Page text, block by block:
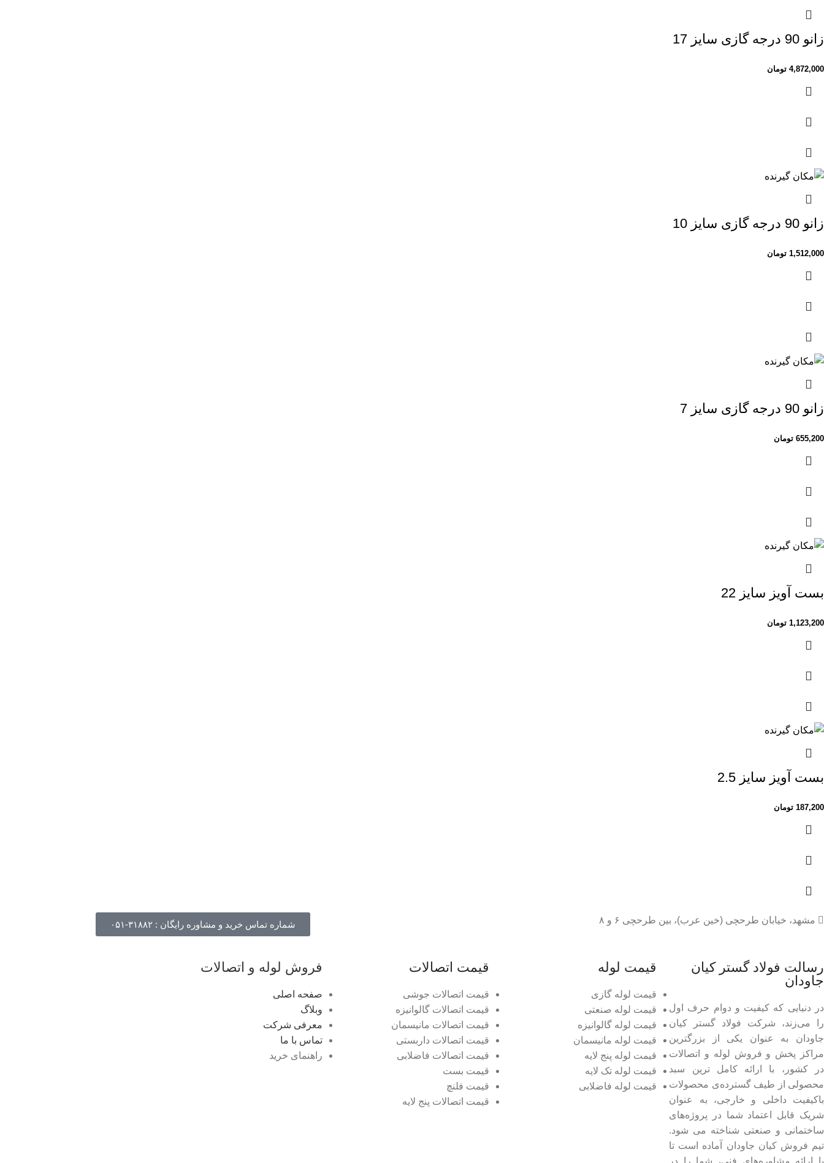
زانو 90 درجه گازی سایز 17
4,872,000 تومان
زانو 90 درجه گازی سایز 10
1,512,000 تومان
زانو 90 درجه گازی سایز 7
655,200 تومان
بست آویز سایز 22
1,123,200 تومان
بست آویز سایز 2.5
187,200 تومان
مشهد، خیابان طرحچی (خین عرب)، بین طرحچی ۶ و ۸ شماره تماس خرید و مشاوره رایگان : ۳۱۸۸۲-۰۵۱
رسالت فولاد گستر کیان
جاودان
در دنیایی که کیفیت و دوام حرف اول
را می‌زند، شرکت فولاد گستر کیان
جاودان به عنوان یکی از بزرگترین
مراکز پخش و فروش لوله و اتصالات
در کشور، با ارائه کامل ترین سبد
محصولی از طیف گسترده‌‌ی محصولات
باکیفیت داخلی و خارجی، به عنوان
شریک قابل اعتماد شما در پروژه‌های
ساختمانی و صنعتی شناخته می شود.
تیم فروش کیان جاودان آماده است تا
قیمت لوله
قیمت لوله گازی
قیمت لوله صنعتی
قیمت لوله گالوانیزه
قیمت لوله مانیسمان
قیمت لوله پنج لایه
قیمت لوله تک لایه
قیمت لوله فاضلابی
قیمت اتصالات
قیمت اتصالات جوشی
قیمت اتصالات گالوانیزه
قیمت اتصالات مانیسمان
قیمت اتصالات داربستی
قیمت اتصالات فاضلابی
قیمت بست
قیمت فلنچ
قیمت اتصالات پنج لایه
فروش لوله و اتصالات
صفحه اصلی
وبلاگ
معرفی شرکت
تماس با ما
راهنمای خرید